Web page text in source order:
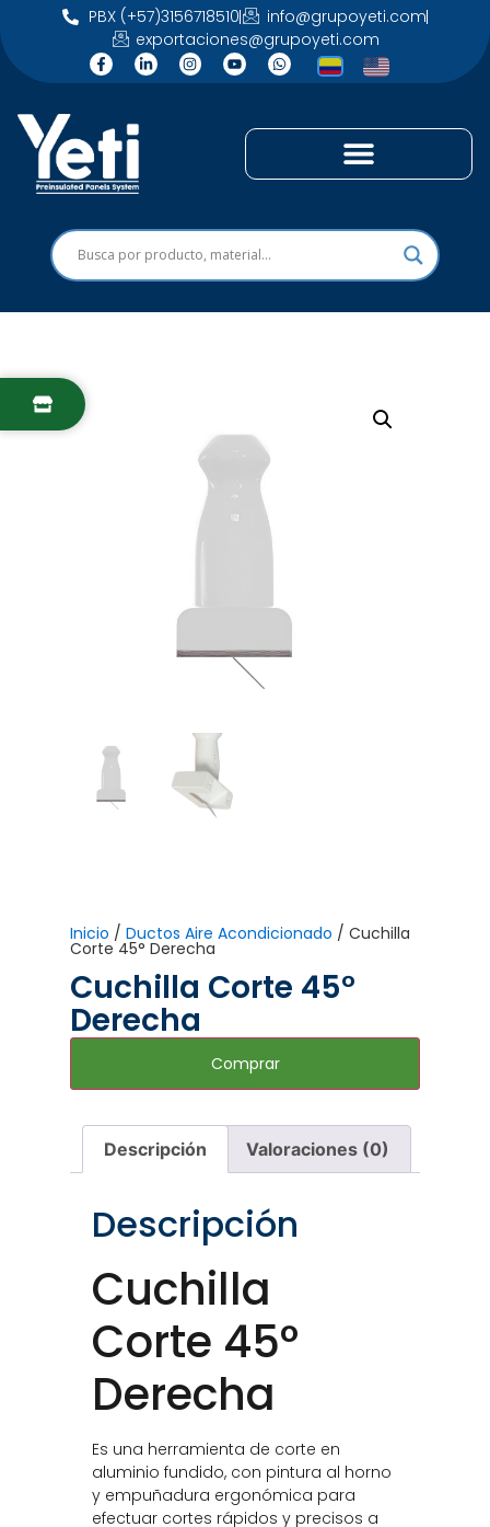
PBX (+57)3156718510
info@grupoyeti.com
exportaciones@grupoyeti.com
Inicio / Ductos Aire Acondicionado / Cuchilla
Corte 45° Derecha
Cuchilla Corte 45°
Derecha
Comprar
Descripción Valoraciones (0)
Descripción
Cuchilla
Corte 45°
Derecha
Es una herramienta de corte en
aluminio fundido, con pintura al horno
y empuñadura ergonómica para
efectuar cortes rápidos y precisos a